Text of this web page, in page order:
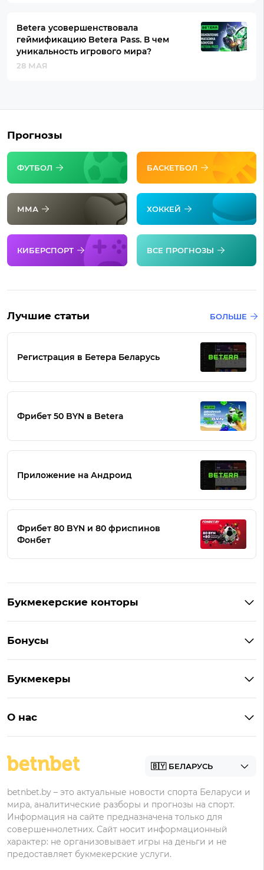
Betera усовершенствовала
геймификацию Betera Pass. В чем
уникальность игрового мира?
28 МАЯ
Прогнозы
ФУТБОЛ БАСКЕТБОЛ
ММА ХОККЕЙ
КИБЕРСПОРТ ВСЕ ПРОГНОЗЫ
Лучшие статьи БОЛЬШЕ
Регистрация в Бетера Беларусь
Фрибет 50 BYN в Betera
Приложение на Андроид
Фрибет 80 BYN и 80 фриспинов
Фонбет
Букмекерские конторы
Букмекеры на Андроид
БК для ставок на киберспорт
Бонусы
Бонус на депозит
Бонусы Бетера
Бонусы Винлайн
Букмекеры
Марафонбет
О нас
betnbet.by – это актуальные новости спорта Беларуси и
мира, аналитические разборы и прогнозы на спорт.
Информация на сайте предназначена только для
совершеннолетних. Сайт носит информационный
характер: не организовывает игры на деньги и не
предоставляет букмекерские услуги.